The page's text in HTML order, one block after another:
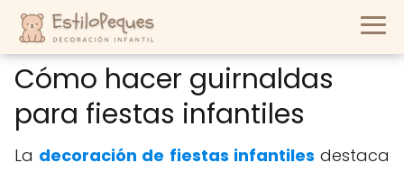
Cómo hacer guirnaldas
para fiestas infantiles
La decoración de fiestas infantiles destaca